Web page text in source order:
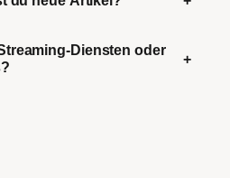
Diensten oder
+